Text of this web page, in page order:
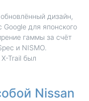
дизайн,
для японского
гаммы за счёт
и NISMO.
Trail был
Nissan